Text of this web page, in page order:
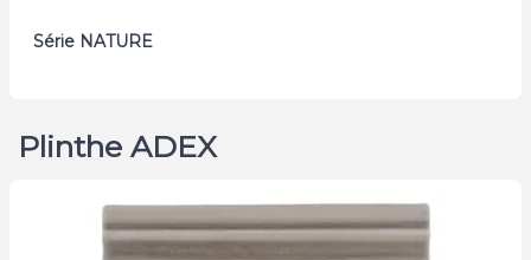
Série NATURE
Plinthe ADEX